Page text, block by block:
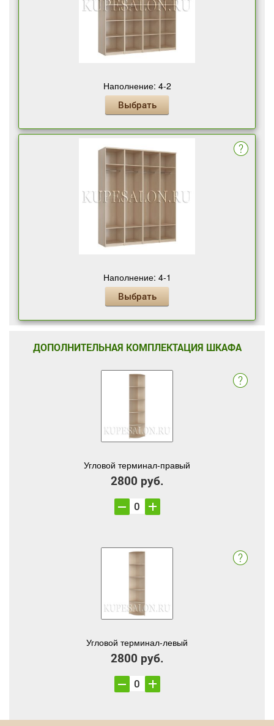
Наполнение: 4-2
Выбрать
Наполнение: 4-1
Выбрать
ДОПОЛНИТЕЛЬНАЯ КОМПЛЕКТАЦИЯ ШКАФА
Угловой терминал-правый
2800 руб.
Угловой терминал-левый
2800 руб.